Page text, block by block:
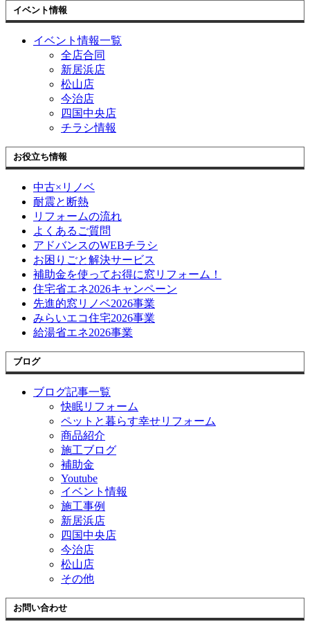
イベント情報
イベント情報一覧
全店合同
新居浜店
松山店
今治店
四国中央店
チラシ情報
お役立ち情報
中古×リノベ
耐震と断熱
リフォームの流れ
よくあるご質問
アドバンスのWEBチラシ
お困りごと解決サービス
補助金を使ってお得に窓リフォーム！
住宅省エネ2026キャンペーン
先進的窓リノベ2026事業
みらいエコ住宅2026事業
給湯省エネ2026事業
ブログ
ブログ記事一覧
快眠リフォーム
ペットと暮らす幸せリフォーム
商品紹介
施工ブログ
補助金
Youtube
イベント情報
施工事例
新居浜店
四国中央店
今治店
松山店
その他
お問い合わせ